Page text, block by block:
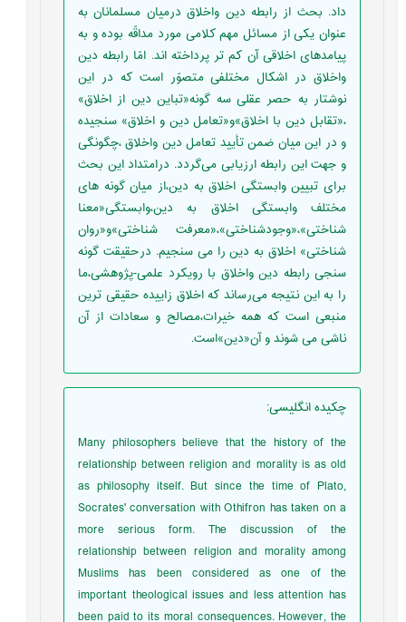
داد. بحث از رابطه دین واخلاق درمیان مسلمانان به
عنوان یکی از مسائل مهم کلامی مورد مداقّه بوده و به
پیامدهای اخلاقی آن کم تر پرداخته اند. امّا رابطه دین
واخلاق در اشکال مختلفی متصوّر است که در این
نوشتار به حصر عقلی سه گونه«تباین دین از اخلاق»
،«تقابل دین با اخلاق»و«تعامل دین و اخلاق» سنجیده
و در این میان ضمن تأیید تعامل دین واخلاق ،چگونگی
و جهت این رابطه ارزیابی می‌گردد. درامتداد این بحث
برای تبیین وابستگی اخلاق به دین،از میان گونه های
مختلف وابستگی اخلاق به دین،وابستگی«معنا
شناختی»،«وجودشناختی»،«معرفت شناختی»و«روان
شناختی» اخلاق به دین را می سنجیم. درحقیقت گونه
سنجی رابطه دین واخلاق با رویکرد علمی-پژوهشی،ما
را به این نتیجه می‌رساند که اخلاق زاییده حقیقی ترین
منبعی است که همه خیرات،مصالح و سعادات از آن
ناشی می شوند و آن«دین»است.
چکیده انگلیسی:
Many philosophers believe that the history of the
relationship between religion and morality is as old
as philosophy itself. But since the time of Plato,
Socrates' conversation with Othifron has taken on a
more serious form. The discussion of the
relationship between religion and morality among
Muslims has been considered as one of the
important theological issues and less attention has
been paid to its moral consequences. However, the